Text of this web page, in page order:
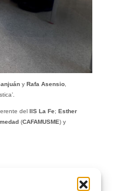
y Rafa Asensio,
del IIS La Fe; Esther
(CAFAMUSME) y
gracias, principalmente, a